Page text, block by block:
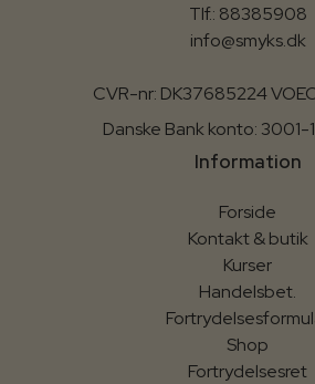
Tlf.: 88385908
info@smyks.dk
CVR-nr: DK37685224
Danske Bank konto:
Information
Forside
Kontakt & butik
Kurser
Handelsbet.
Shop
Fortrydelsesret